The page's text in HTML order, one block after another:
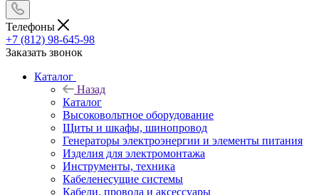
Телефоны
+7 (812) 98-645-98
Заказать звонок
Каталог
Назад
Каталог
Высоковольтное оборудование
Щиты и шкафы, шинопровод
Генераторы электроэнергии и элементы питания
Изделия для электромонтажа
Инструменты, техника
Кабеленесущие системы
Кабели, провода и аксессуары